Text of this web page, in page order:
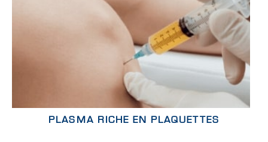
PLASMA RICHE EN PLAQUETTES